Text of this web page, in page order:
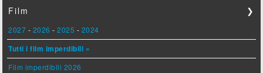
Film ❯
2027 - 2026 -2025 - 2024
Tutti i film imperdibili »
Film imperdibili 2026